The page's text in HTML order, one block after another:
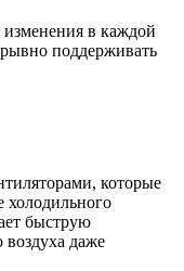
изменения в каждой
поддерживать
которые
холодильного
быструю
даже